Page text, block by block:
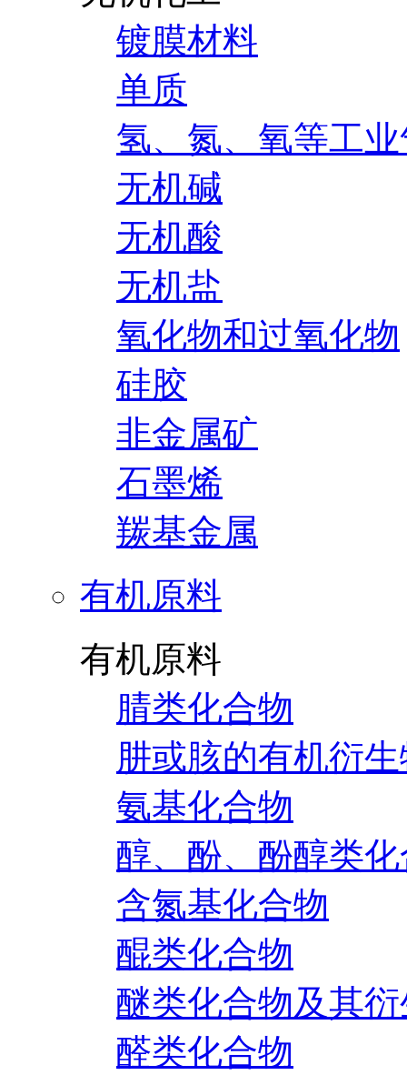
镀膜材料
单质
氢、氮、氧等工
无机碱
无机酸
无机盐
氧化物和过氧化物
硅胶
非金属矿
石墨烯
羰基金属
有机原料
有机原料
腈类化合物
肼或胲的有机衍
氨基化合物
醇、酚、酚醇类
含氮基化合物
醌类化合物
醚类化合物及其
醛类化合物